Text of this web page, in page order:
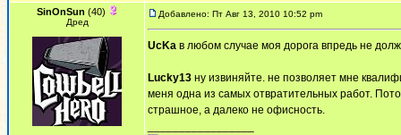
SinOnSun (40)
Дред
Добавлено: Пт Авг 13, 2010 10:52 pm
UcKa в любом случае моя дорога впредь не
Lucky13 ну извиняйте. не позволяет мне
меня одна из самых отвратительных работ.
страшное, а далеко не офисность.